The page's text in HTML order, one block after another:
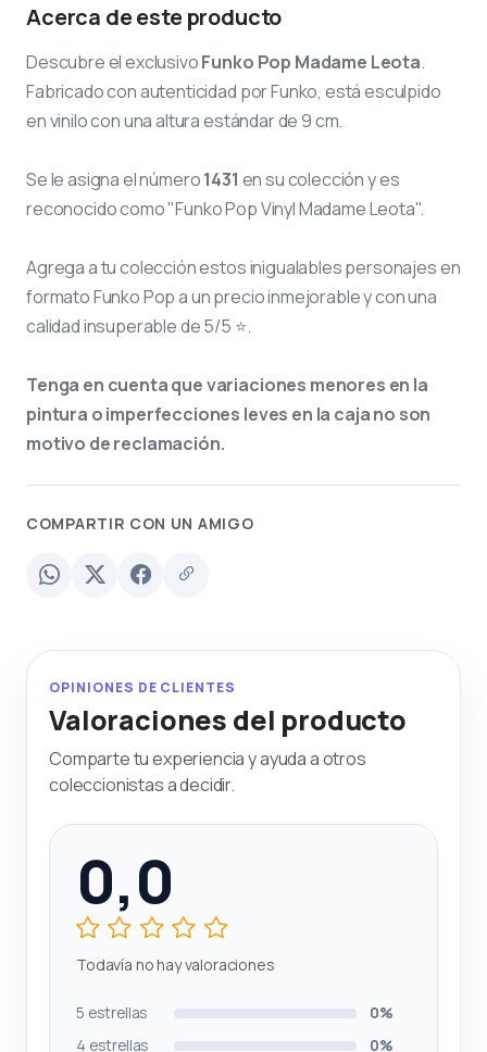
Acerca de este producto
Descubre el exclusivoFunko Pop Madame Leota.
Fabricado con autenticidad por Funko, está esculpido
en vinilo con una altura estándar de 9 cm.
Se le asigna el número1431 en su colección y es
reconocido como "Funko Pop Vinyl Madame Leota".
Agrega a tu colección estos inigualables personajes en
formato Funko Pop a un precio inmejorable y con una
calidad insuperable de 5/5 ⭐.
Tenga en cuenta que variaciones menores en la
pintura o imperfecciones leves en la caja no son
motivo de reclamación.
COMPARTIR CON UN AMIGO
OPINIONES DE CLIENTES
Valoraciones del producto
Comparte tu experiencia y ayuda a otros
coleccionistas a decidir.
0,0
Todavía no hay valoraciones
5 estrellas
0%
4 estrellas
0%